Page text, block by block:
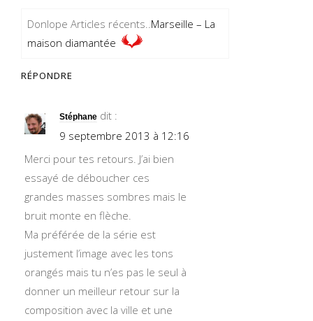
Donlope Articles récents..Marseille – La
maison diamantée
RÉPONDRE
Stéphane dit :
9 septembre 2013 à 12:16
Merci pour tes retours. J’ai bien
essayé de déboucher ces
grandes masses sombres mais le
bruit monte en flèche.
Ma préférée de la série est
justement l’image avec les tons
orangés mais tu n’es pas le seul à
donner un meilleur retour sur la
composition avec la ville et une